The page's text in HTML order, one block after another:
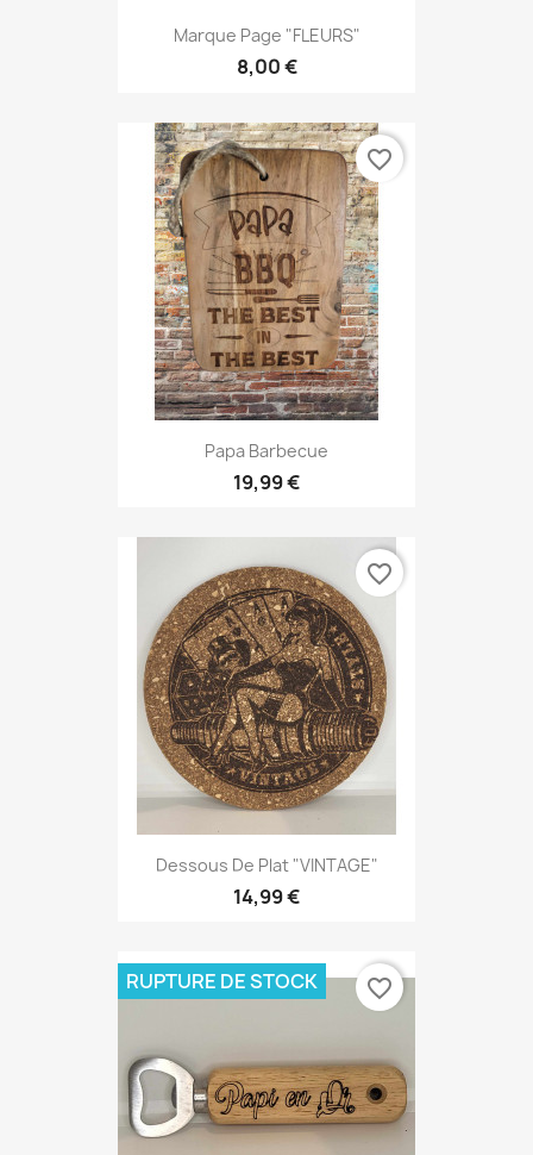
Marque Page "FLEURS"
8,00 €
Papa Barbecue
19,99 €
favorite_border
Dessous De Plat "VINTAGE"
14,99 €
favorite_border
RUPTURE DE STOCK favorite_border